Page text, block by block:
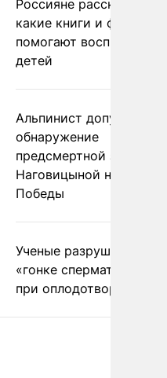
Россияне рассказали,
какие книги и фильмы
помогают воспитывать
детей
Альпинист допустил
обнаружение
предсмертной записки
Наговицыной на пике
Победы
Ученые разрушили миф
«гонке
при оплодотворении